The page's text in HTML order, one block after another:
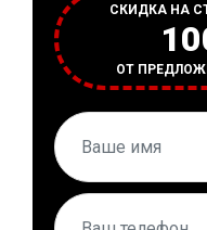
СКИДКА НА
ОТ